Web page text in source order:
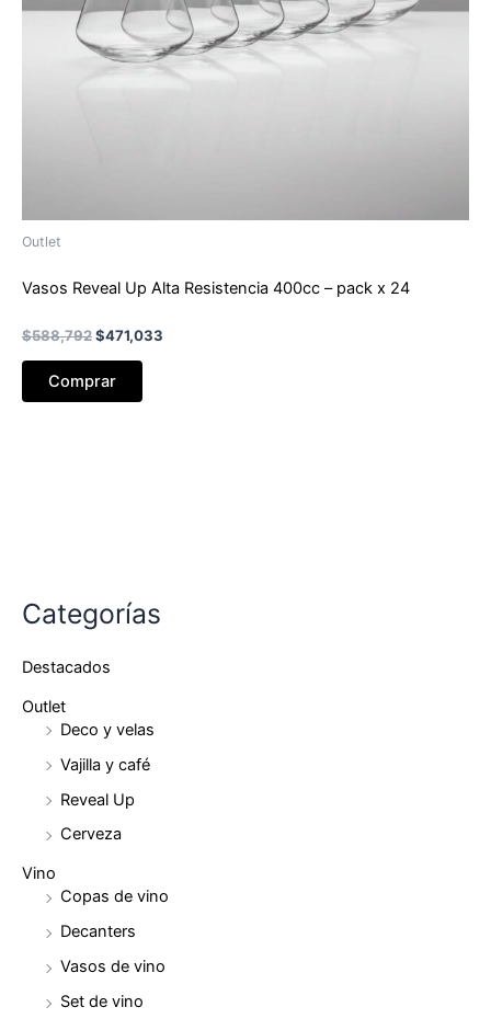
Categorías
Destacados
Outlet
Deco y velas
Vajilla y café
Reveal Up
Cerveza
Vino
Copas de vino
Decanters
Vasos de vino
Set de vino
Outlet
Vasos Reveal Up Alta Resistencia 400cc – pack x 24
$588,792El
era:
$471,033
Comprar